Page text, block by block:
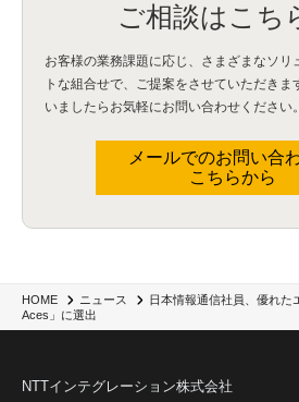
HOME ニュース
日本情報通信社員、優れた
Aces」に選出
ご相談はこち
お客様の業務課題に応じ、さまざまなソリ
トな組合せで、
ご提案をさせていただき
いましたらお気軽にお問い合わせください。
メールでのお問い合
こちらから
NTTインテグレーション株式会社